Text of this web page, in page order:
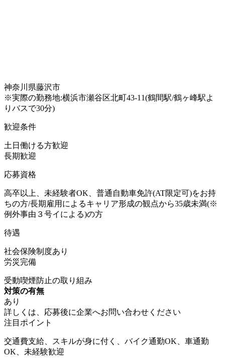
神奈川県藤沢市
※実際の勤務地:横浜市瀬谷区北町43-11(鶴間駅/鶴ヶ峰駅よ
りバスで30分)
歓迎条件
土日働ける方歓迎
長期歓迎
応募資格
高卒以上、未経験者OK、普通自動車免許(AT限定可)をお持
ちの方/長期雇用によるキャリア形成の観点から35歳未満(※
例外事由３号イによる)の方
待遇
社会保険制度あり
労災完備
受動喫煙防止の取り組み
対策の有無
あり
詳しくは、応募後に企業へお問い合わせください
注目ポイント
交通費支給、スキルが身に付く、バイク通勤OK、車通勤
OK、未経験歓迎